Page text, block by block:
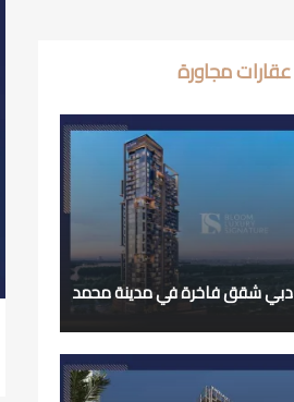
عقارات مجاورة
The Highgrove دبي شقق فاخرة في مدينة محمد